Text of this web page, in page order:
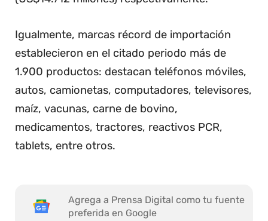
Igualmente, marcas récord de importación
establecieron en el citado periodo más de
1.900 productos: destacan teléfonos móviles,
autos, camionetas, computadores, televisores,
maíz, vacunas, carne de bovino,
medicamentos, tractores, reactivos PCR,
tablets, entre otros.
Agrega a Prensa Digital como tu fuente
preferida en Google